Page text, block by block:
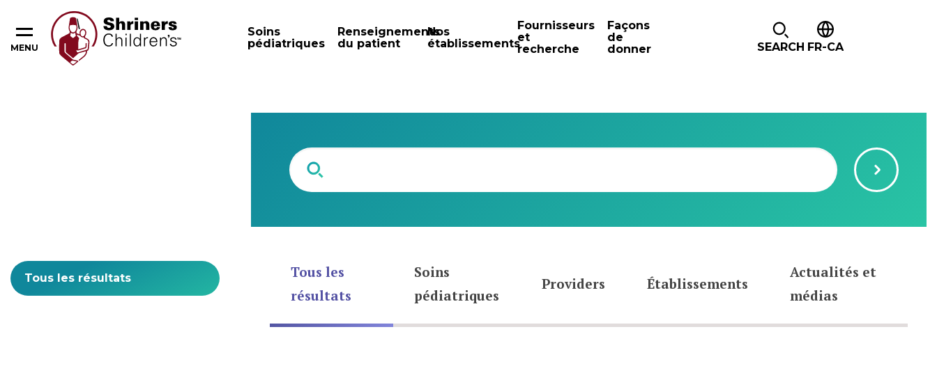
MENU
Soins
pédiatriques
Renseignements
du patient
Nos
établissements
Fournisseurs
et
recherche
Façons
de
donner
SEARCH FR-CA
Content Type
Tous les
résultats
Soins
pédiatriques
Providers Établissements
Actualités et
médias